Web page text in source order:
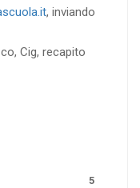
, inviando
Cig, recapito
5